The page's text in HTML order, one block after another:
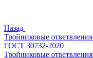
Назад
Тройниковые
ГОСТ 30732-2020
Тройниковые